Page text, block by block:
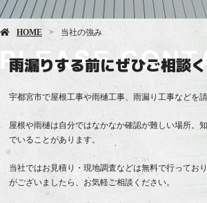
HOME 当社の強み
雨漏りする前にぜひご相談
宇都宮市で屋根工事や雨樋工事、雨漏り工事などを
屋根や雨樋は自分ではなかなか確認が難しい場所。
でいることがあります。
当社ではお見積り・現地調査などは無料で行ってお
がございましたら、お気軽ご相談ください。